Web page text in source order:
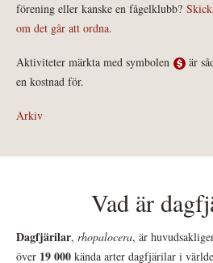
förening eller kanske en fågelklubb?
om det går att ordna.
Aktiviteter märkta med symbolen
är
en kostnad för.
Arkiv
Vad är
Dagfjärilar, rhopalocera, är
över 19 000 kända arter dagfjärilar i